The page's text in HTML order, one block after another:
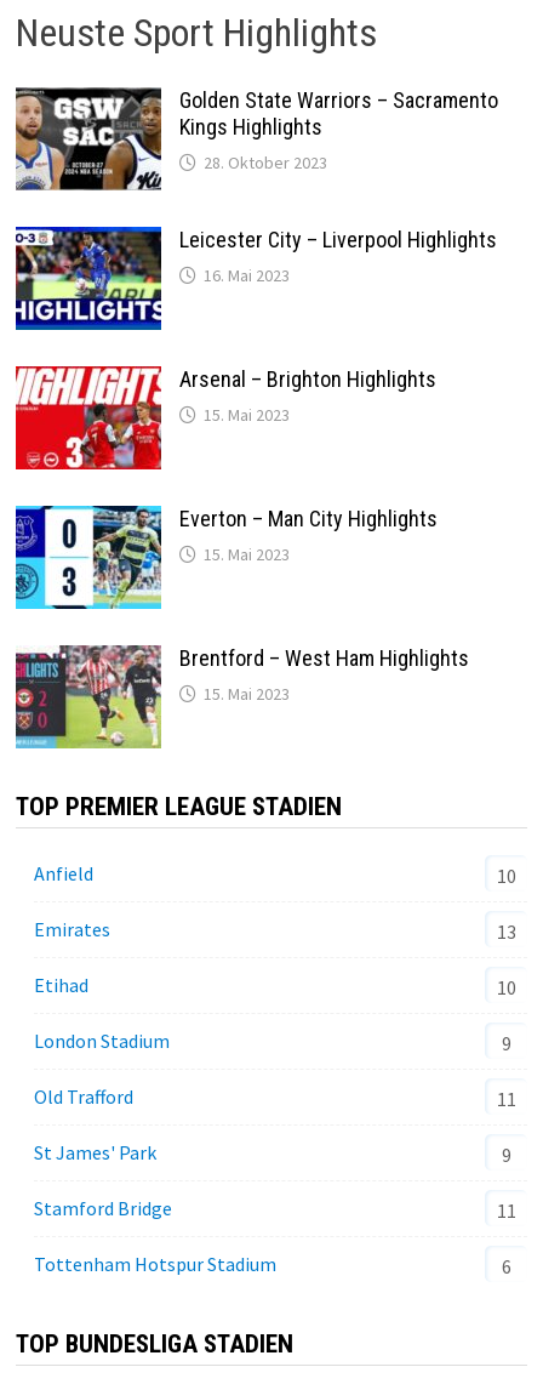
Neuste Sport Highlights
Golden State Warriors – Sacramento
Kings Highlights
28. Oktober 2023
Leicester City – Liverpool Highlights
16. Mai 2023
Arsenal – Brighton Highlights
15. Mai 2023
Everton – Man City Highlights
15. Mai 2023
Brentford – West Ham Highlights
15. Mai 2023
TOP PREMIER LEAGUE STADIEN
Anfield 10
Emirates 13
Etihad 10
London Stadium 9
Old Trafford 11
St James' Park 9
Stamford Bridge 11
Tottenham Hotspur Stadium 6
TOP BUNDESLIGA STADIEN